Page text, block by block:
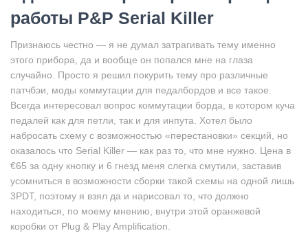
работы P&P Serial Killer
Признаюсь честно — я не думал затрагивать тему именно
этого прибора, да и вообще он попался мне на глаза
случайно. Просто я решил покурить тему про различные
патчбэи, моды коммутации для педалбордов и все такое.
Всегда интересовал вопрос коммутации борда, в котором куча
педалей как для петли, так и для инпута. Хотел было
набросать схему с возможностью «перестановки» секций, но
оказалось что Serial Killer — как раз то, что мне нужно. Цена в
€65 за одну кнопку и 6 гнезд меня слегка смутили, заставив
усомниться в возможности сборки такой схемы на одной лишь
3PDT, поэтому я взял да и нарисовал то, что должно
находиться, по моему мнению, внутри этой оранжевой
коробки от Plug & Play Amplification.